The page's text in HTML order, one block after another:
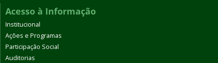
Acesso à Informação
Institucional
Ações e Programas
Participação Social
Auditorias